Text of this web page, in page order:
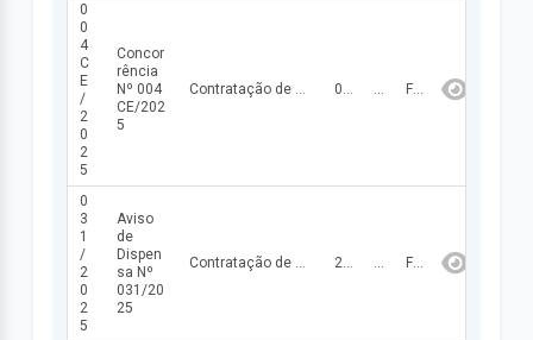
0
0
4
C
E
/
2
0
2
5
Concor
rência
Nº 004
CE/202
5
Contratação de empresa Especializada para Prestação do serviço de Elaboração do Projeto Técnico de Engenharia, para Implantação do Sistema de Esgotamento Sanitário no Município de SANTO ANTÔNIO DOS MILAGRES/PI, objeto do Termo de Compromisso Nº 027729/2024/MCIDADES celebrado entre o Ministério das Cidades e a Prefeitura Municipal de SANTO ANTÔNIO DOS MILAGRES/PI – Programa Novo PAC – Cidades Sustentáveis e Resilientes. 06/10/2025 361.863,36 FINALIZADA
0
3
1
/
2
0
2
5
Aviso
de
Dispen
sa Nº
031/20
25
Contratação de empresa para prestação de serviços referente à operação turística do projeto serviços de convivência e fortalecimento de vínculos dos idosos do Município de Santo Antônio dos Milagres - PI. 26/09/2025 61.650,00 FINALIZADA